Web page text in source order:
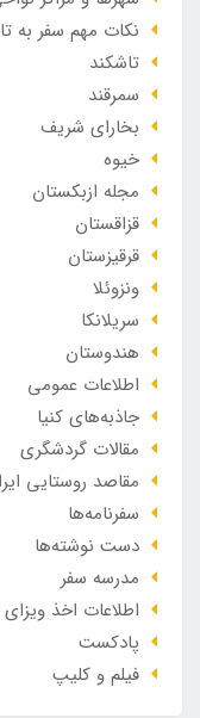
نکات مهم سفر به
تاشکند
سمرقند
بخارای شریف
خیوه
مجله ازبکستان
قزاقستان
قرقیزستان
ونزوئلا
سریلانکا
هندوستان
اطلاعات عمومی
جاذبه‌های کنیا
مقالات گردشگری
مقاصد روستایی
سفرنامه‌ها
دست نوشته‌ها
مدرسه سفر
اطلاعات اخذ ویزای
پادکست
فیلم و کلیپ